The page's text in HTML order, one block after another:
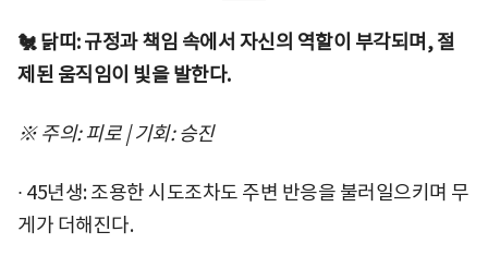
🐔 닭띠: 규정과 책임 속에서 자신의 역할이 부각되며, 절
제된 움직임이 빛을 발한다.
※ 주의: 피로 | 기회: 승진
∙ 45년생: 조용한 시도조차도 주변 반응을 불러일으키며 무
게가 더해진다.